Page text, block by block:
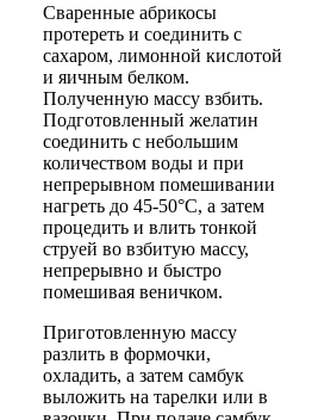
Сваренные абрикосы
протереть и соединить с
сахаром, лимонной кислотой
и яичным белком.
Полученную массу взбить.
Подготовленный желатин
соединить с небольшим
количеством воды и при
непрерывном помешивании
нагреть до 45-50°С, а затем
процедить и влить тонкой
струей во взбитую массу,
непрерывно и быстро
помешивая веничком.
Приготовленную массу
разлить в формочки,
охладить, а затем самбук
выложить на тарелки или в